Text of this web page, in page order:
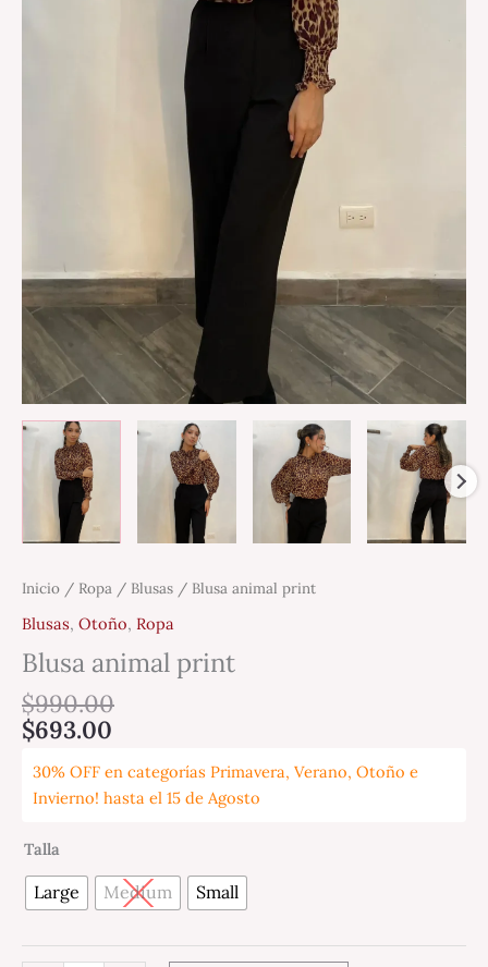
Inicio / Ropa / Blusas / Blusa animal print
Blusas, Otoño, Ropa
Blusa animal print
$990.00
$693.00
30% OFF en categorías Primavera, Verano, Otoño e
Invierno! hasta el 15 de Agosto
Talla
Large Medium Small